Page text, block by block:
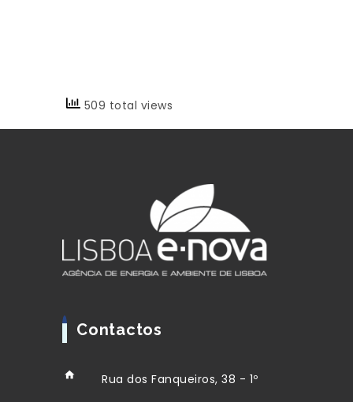
509 total views
Contactos
Rua dos Fanqueiros, 38 - 1º